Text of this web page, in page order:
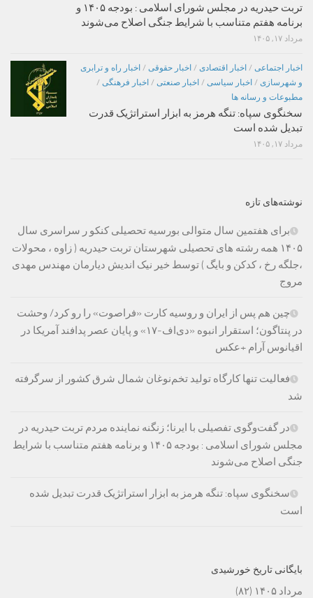
تربت حیدریه در مجلس شورای اسلامی : بودجه ۱۴۰۵ و
برنامه هفتم متناسب با شرایط جنگی اصلاح می‌شوند
مرداد ۱۷, ۱۴۰۵
اخبار اجتماعی / اخبار اقتصادی / اخبار حقوقی / اخبار راه و ترابری
و شهرسازی / اخبار سیاسی / اخبار صنعتی / اخبار فرهنگی /
مطبوعات و رسانه ها
سخنگوی سپاه: تنگه هرمز به ابزار استراتژیک قدرت
تبدیل شده است
مرداد ۱۷, ۱۴۰۵
نوشته‌های تازه
برای هفتمین سال متوالی بورسیه تحصیلی کنکو ر سراسری سال
۱۴۰۵ همه رشته های تحصیلی شهرستان تربت حیدریه ( زاوه ، محولات
،جلگه رخ ، کدکن و بایگ ) توسط خیر نیک اندیش دیارمان مهندس مهدی
مروج
چین هم پس از ایران و روسیه کارت «فراصوت» را رو کرد/ وحشت
در پنتاگون؛ استقرار انبوه «دی‌اف‑۱۷» و پایان عصر پدافند آمریکا در
اقیانوس آرام +عکس
فعالیت تنها کارگاه تولید تخم‌نوغان شمال شرق کشور از سرگرفته
شد
در گفت‌وگوی تفصیلی با ایرنا؛ زنگنه نماینده مردم تربت حیدریه در
مجلس شورای اسلامی : بودجه ۱۴۰۵ و برنامه هفتم متناسب با شرایط
جنگی اصلاح می‌شوند
سخنگوی سپاه: تنگه هرمز به ابزار استراتژیک قدرت تبدیل شده
است
بایگانی تاریخ خورشیدی
مرداد ۱۴۰۵
(۸۲)